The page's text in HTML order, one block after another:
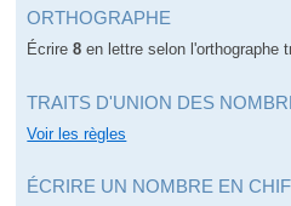
ORTHOGRAPHE
Écrire8 en lettre selon l'orthographe
TRAITS D'UNION DES
Voir les règles
ÉCRIRE UN NOMBRE EN